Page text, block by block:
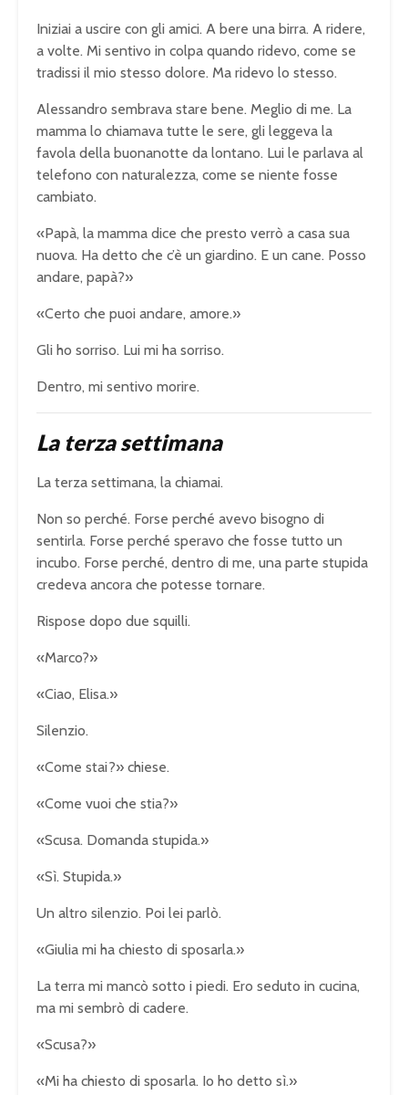
Iniziai a uscire con gli amici. A bere una birra. A ridere,
a volte. Mi sentivo in colpa quando ridevo, come se
tradissi il mio stesso dolore. Ma ridevo lo stesso.
Alessandro sembrava stare bene. Meglio di me. La
mamma lo chiamava tutte le sere, gli leggeva la
favola della buonanotte da lontano. Lui le parlava al
telefono con naturalezza, come se niente fosse
cambiato.
«Papà, la mamma dice che presto verrò a casa sua
nuova. Ha detto che c’è un giardino. E un cane. Posso
andare, papà?»
«Certo che puoi andare, amore.»
Gli ho sorriso. Lui mi ha sorriso.
Dentro, mi sentivo morire.
La terza settimana
La terza settimana, la chiamai.
Non so perché. Forse perché avevo bisogno di
sentirla. Forse perché speravo che fosse tutto un
incubo. Forse perché, dentro di me, una parte stupida
credeva ancora che potesse tornare.
Rispose dopo due squilli.
«Marco?»
«Ciao, Elisa.»
Silenzio.
«Come stai?» chiese.
«Come vuoi che stia?»
«Scusa. Domanda stupida.»
«Sì. Stupida.»
Un altro silenzio. Poi lei parlò.
«Giulia mi ha chiesto di sposarla.»
La terra mi mancò sotto i piedi. Ero seduto in cucina,
ma mi sembrò di cadere.
«Scusa?»
«Mi ha chiesto di sposarla. Io ho detto sì.»